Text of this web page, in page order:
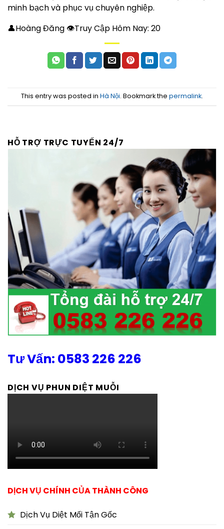
minh bạch và phục vụ chuyên nghiệp.
👤Hoàng Đăng 👁Truy Cập Hôm Nay: 20
This entry was posted in Hà Nội. Bookmark the permalink.
HỖ TRỢ TRỰC TUYẾN 24/7
Tư Vấn: 0583 226 226
DỊCH VỤ PHUN DIỆT MUỖI
DỊCH VỤ CHÍNH CỦA THÀNH CÔNG
Dịch Vụ Diệt Mối Tận Gốc